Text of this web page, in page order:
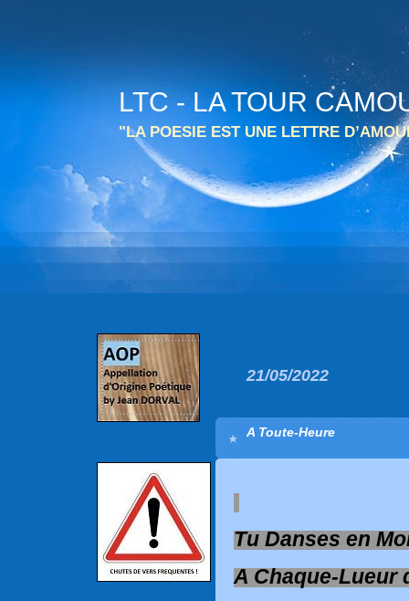
LTC - LA TOUR
"LA POESIE EST UNE LETTRE
21/05/2022
A Toute-Heure
Tu Danses en
A Chaque-Lueur